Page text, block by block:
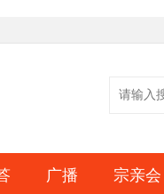
广播 宗亲会